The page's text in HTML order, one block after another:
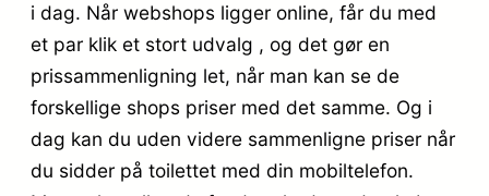
i dag. Når webshops ligger online, får du med
et par klik et stort udvalg , og det gør en
prissammenligning let, når man kan se de
forskellige shops priser med det samme. Og i
dag kan du uden videre sammenligne priser når
du sidder på toilettet med din mobiltelefon.